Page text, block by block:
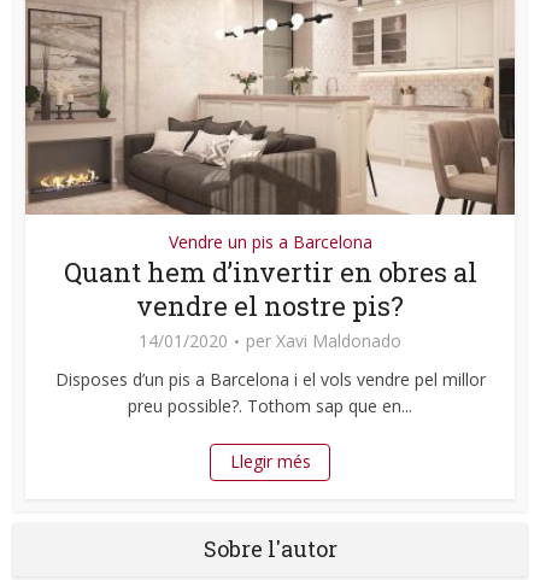
Vendre un pis a Barcelona
Quant hem d’invertir en obres al
vendre el nostre pis?
14/01/2020 per Xavi Maldonado
Disposes d’un pis a Barcelona i el vols vendre pel millor
preu possible?. Tothom sap que en...
Llegir més
Sobre l'autor